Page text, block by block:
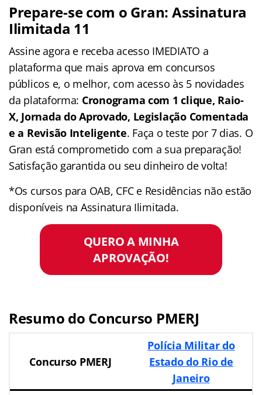
Prepare-se com o Gran: Assinatura
Ilimitada 11
Assine agora e receba acesso IMEDIATO a
plataforma que mais aprova em concursos
públicos e, o melhor, com acesso às 5 novidades
da plataforma: Cronograma com 1 clique, Raio-
X, Jornada do Aprovado, Legislação Comentada
e a Revisão Inteligente. Faça o teste por 7 dias. O
Gran está comprometido com a sua preparação!
Satisfação garantida ou seu dinheiro de volta!
*Os cursos para OAB, CFC e Residências não estão
disponíveis na Assinatura Ilimitada.
QUERO A MINHA
APROVAÇÃO!
Resumo do Concurso PMERJ
Concurso PMERJ
Polícia Militar do
Estado do Rio de
Janeiro